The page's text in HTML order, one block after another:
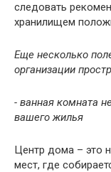
следовать
хранилищем
Еще несколько
организации
- ванная комната
вашего жилья
Центр дома – это
мест, где